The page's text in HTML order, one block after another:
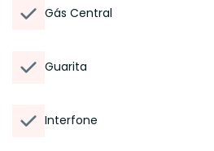
Gás Central
Guarita
Interfone